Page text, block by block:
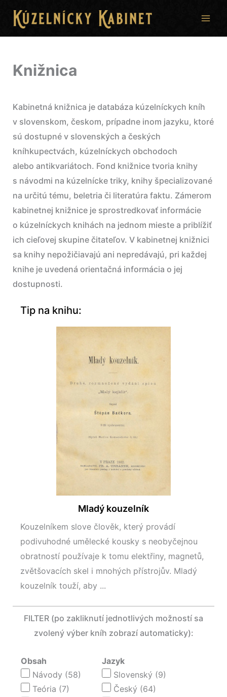
obsah
Knižnica
Kabinetná knižnica je databáza kúzelníckych kníh
v slovenskom, českom, prípadne inom jazyku, ktoré
sú dostupné v slovenských a českých
kníhkupectvách, kúzelníckych obchodoch
alebo antikvariátoch. Fond knižnice tvoria knihy
s návodmi na kúzelnícke triky, knihy špecializované
na určitú tému, beletria či literatúra faktu. Zámerom
kabinetnej knižnice je sprostredkovať informácie
o kúzelníckych knihách na jednom mieste a priblížiť
ich cieľovej skupine čitateľov. V kabinetnej knižnici
sa knihy nepožičiavajú ani nepredávajú, pri každej
knihe je uvedená orientačná informácia o jej
dostupnosti.
Tip na knihu:
Mladý kouzelník
Kouzelníkem slove člověk, který provádí
podivuhodné umělecké kousky s neobyčejnou
obratností používaje k tomu elektřiny, magnetů,
zvětšovacích skel i mnohých přístrojův. Mladý
kouzelník touží, aby ...
FILTER (po zakliknutí jednotlivých možností sa
zvolený výber kníh zobrazí automaticky):
Obsah
Návody (58)
Teória (7)
Jazyk
Slovenský (9)
Český (64)